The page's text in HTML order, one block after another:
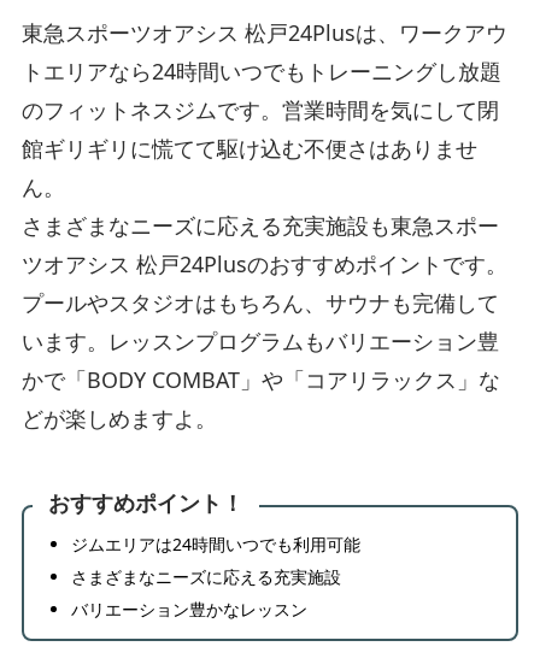
東急スポーツオアシス 松戸24Plusは、ワークアウ
トエリアなら24時間いつでもトレーニングし放題
のフィットネスジムです。営業時間を気にして閉
館ギリギリに慌てて駆け込む不便さはありませ
ん。
さまざまなニーズに応える充実施設も東急スポー
ツオアシス 松戸24Plusのおすすめポイントです。
プールやスタジオはもちろん、サウナも完備して
います。レッスンプログラムもバリエーション豊
かで「BODY COMBAT」や「コアリラックス」な
どが楽しめますよ。
おすすめポイント！
ジムエリアは24時間いつでも利用可能
さまざまなニーズに応える充実施設
バリエーション豊かなレッスン